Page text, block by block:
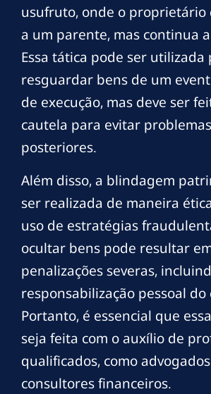
usufruto, onde o proprietário
a um parente, mas continua
Essa tática pode ser utilizada
resguardar bens de um
de execução, mas deve ser
cautela para evitar
posteriores.
Além disso, a blindagem
ser realizada de maneira
uso de estratégias
ocultar bens pode resultar
penalizações severas,
responsabilização pessoal
Portanto, é essencial que
seja feita com o auxílio de
qualificados, como
consultores financeiros.